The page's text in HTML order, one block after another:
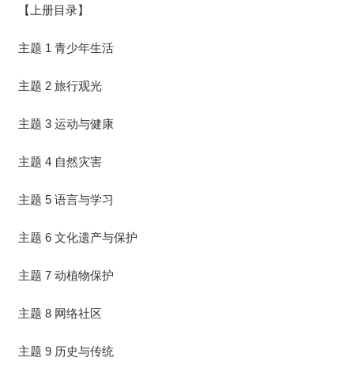
【上册目录】
主题 1 青少年生活
主题 2 旅行观光
主题 3 运动与健康
主题 4 自然灾害
主题 5 语言与学习
主题 6 文化遗产与保护
主题 7 动植物保护
主题 8 网络社区
主题 9 历史与传统